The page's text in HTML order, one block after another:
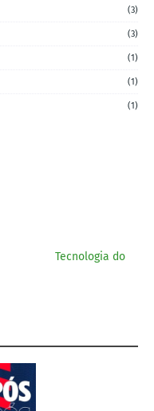
(3)
(3)
(1)
(1)
(1)
Tecnologia do